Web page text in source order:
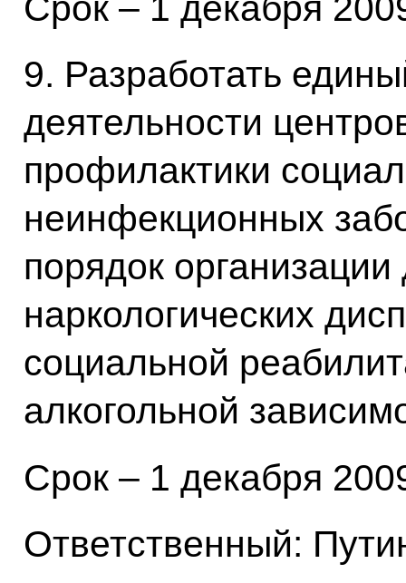
9. Разработать
деятельности
профилактики
неинфекционных
порядок организации
наркологических
социальной
алкогольной
Срок – 1 декабря
Ответственный: